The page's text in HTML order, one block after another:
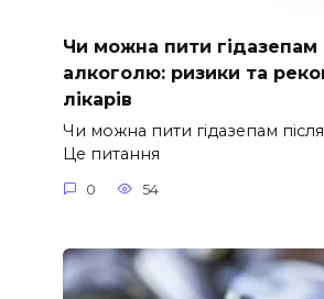
Чи можна пити гідазепам
алкоголю: ризики та
лікарів
Чи можна пити гідазепам
Це питання
0 54